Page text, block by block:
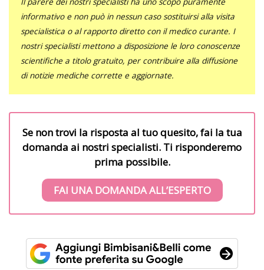
informativo e non può in nessun caso sostituirsi alla visita
specialistica o al rapporto diretto con il medico curante. I
nostri specialisti mettono a disposizione le loro conoscenze
scientifiche a titolo gratuito, per contribuire alla diffusione
di notizie mediche corrette e aggiornate.
Se non trovi la risposta al tuo quesito, fai la tua
domanda ai nostri specialisti. Ti risponderemo
prima possibile.
FAI UNA DOMANDA ALL’ESPERTO